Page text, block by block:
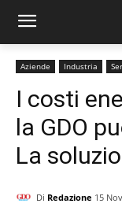
Aziende Industria
I costi
la GDO
La
Di Redazione 15